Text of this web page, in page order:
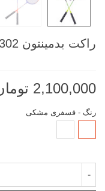
راکت بدمینتون PSW 302 برند PRO SPORT
2,100,000 تومان
رنگ - فسفری مشکی
مشکیآبی
-